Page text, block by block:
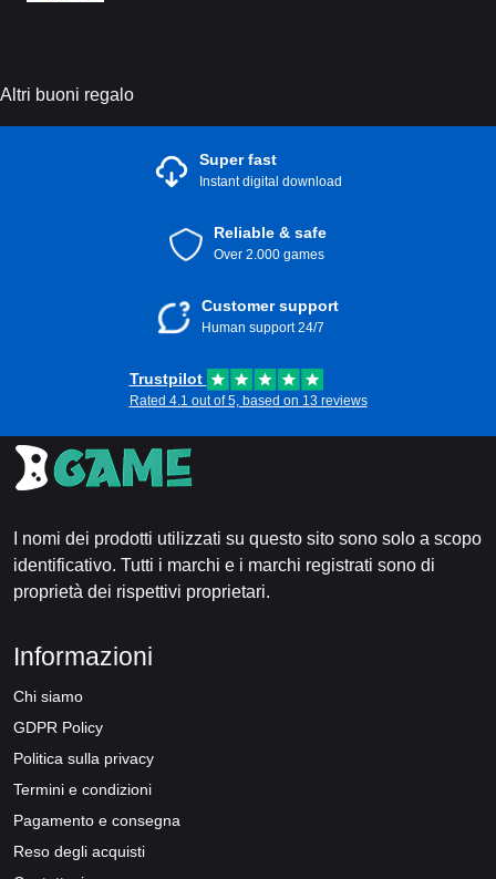
Altri buoni regalo
Super fast
Instant digital download
Reliable & safe
Over 2.000 games
Customer support
Human support 24/7
Trustpilot
Rated 4.1 out of 5, based on 13 reviews
I nomi dei prodotti utilizzati su questo sito sono solo a scopo
identificativo. Tutti i marchi e i marchi registrati sono di
proprietà dei rispettivi proprietari.
Informazioni
Chi siamo
GDPR Policy
Politica sulla privacy
Termini e condizioni
Pagamento e consegna
Reso degli acquisti